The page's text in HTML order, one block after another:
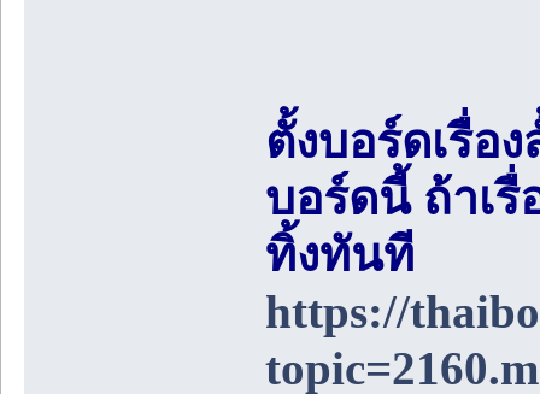
ตั้งบอร์ดเรื่อ
บอร์ดนี้ ถ้าเ
ทิ้งทันที
https://